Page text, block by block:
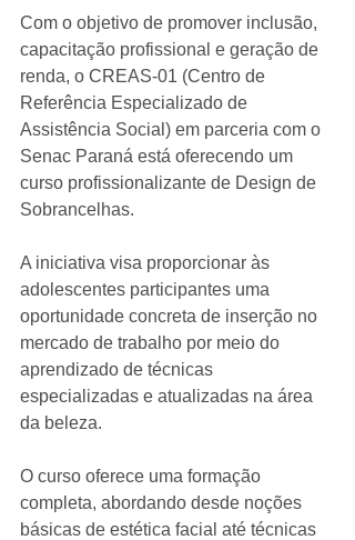
Com o objetivo de promover inclusão,
capacitação profissional e geração de
renda, o CREAS-01 (Centro de
Referência Especializado de
Assistência Social) em parceria com o
Senac Paraná está oferecendo um
curso profissionalizante de Design de
Sobrancelhas.
A iniciativa visa proporcionar às
adolescentes participantes uma
oportunidade concreta de inserção no
mercado de trabalho por meio do
aprendizado de técnicas
especializadas e atualizadas na área
da beleza.
O curso oferece uma formação
completa, abordando desde noções
básicas de estética facial até técnicas